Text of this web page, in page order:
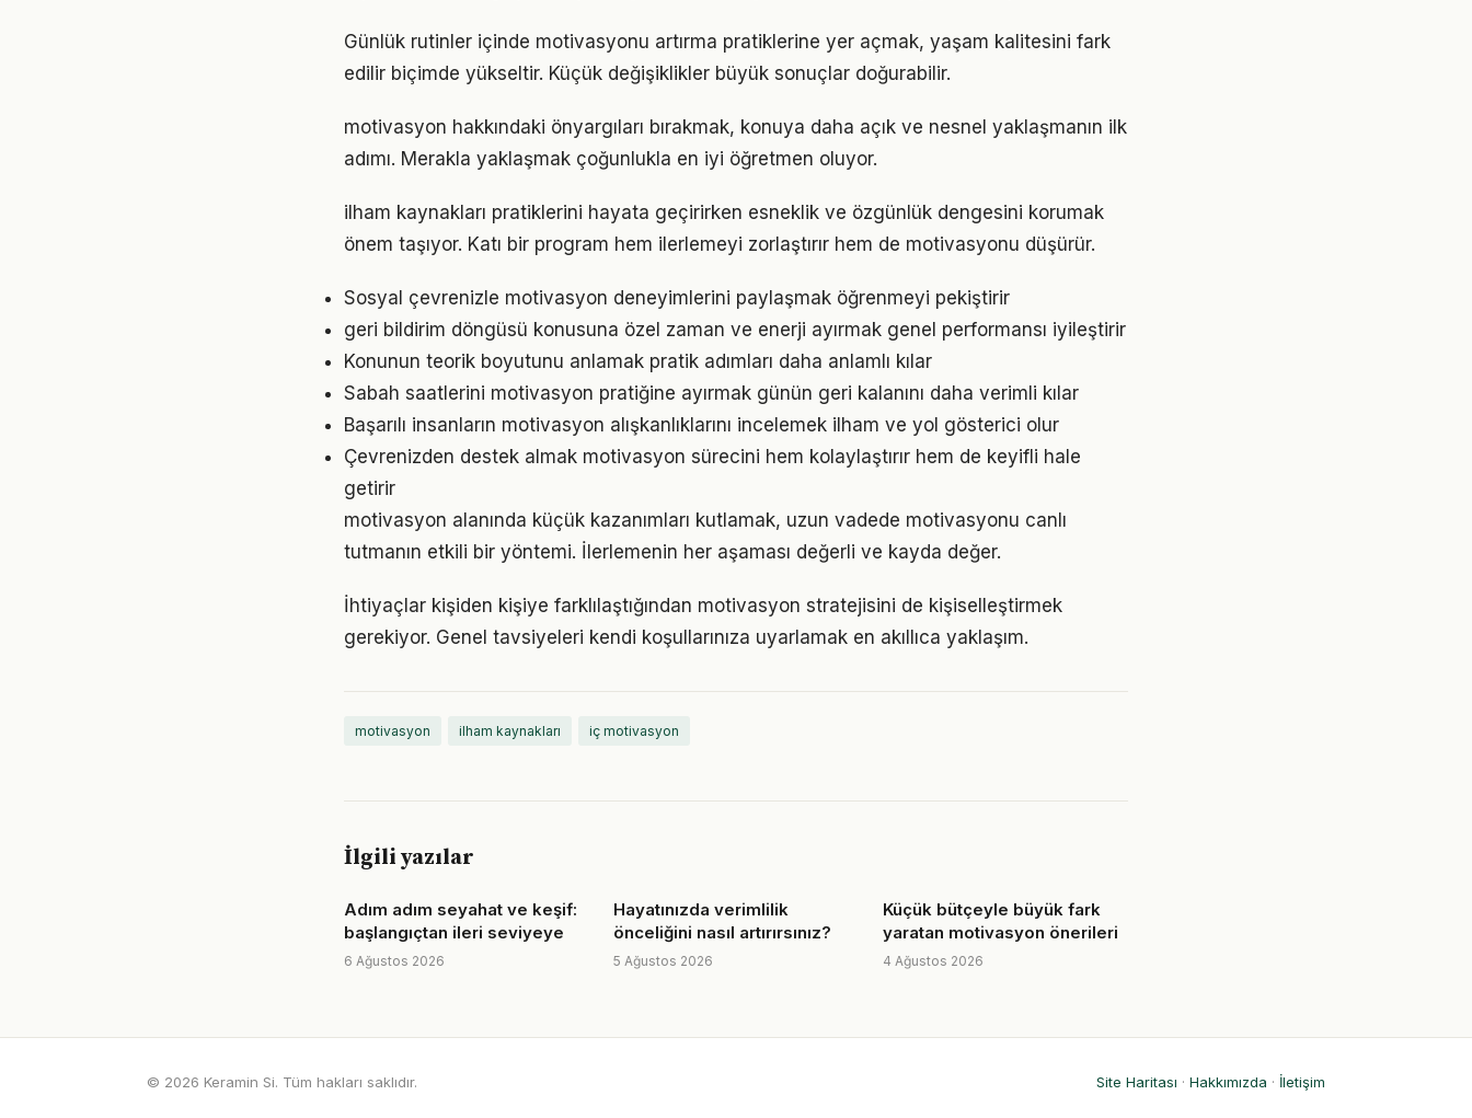
Günlük rutinler içinde motivasyonu artırma pratiklerine yer açmak, yaşam kalitesini fark
edilir biçimde yükseltir. Küçük değişiklikler büyük sonuçlar doğurabilir.
motivasyon hakkındaki önyargıları bırakmak, konuya daha açık ve nesnel yaklaşmanın ilk
adımı. Merakla yaklaşmak çoğunlukla en iyi öğretmen oluyor.
ilham kaynakları pratiklerini hayata geçirirken esneklik ve özgünlük dengesini korumak
önem taşıyor. Katı bir program hem ilerlemeyi zorlaştırır hem de motivasyonu düşürür.
Sosyal çevrenizle motivasyon deneyimlerini paylaşmak öğrenmeyi pekiştirir
geri bildirim döngüsü konusuna özel zaman ve enerji ayırmak genel performansı iyileştirir
Konunun teorik boyutunu anlamak pratik adımları daha anlamlı kılar
Sabah saatlerini motivasyon pratiğine ayırmak günün geri kalanını daha verimli kılar
Başarılı insanların motivasyon alışkanlıklarını incelemek ilham ve yol gösterici olur
Çevrenizden destek almak motivasyon sürecini hem kolaylaştırır hem de keyifli hale
getirir
motivasyon alanında küçük kazanımları kutlamak, uzun vadede motivasyonu canlı
tutmanın etkili bir yöntemi. İlerlemenin her aşaması değerli ve kayda değer.
İhtiyaçlar kişiden kişiye farklılaştığından motivasyon stratejisini de kişiselleştirmek
gerekiyor. Genel tavsiyeleri kendi koşullarınıza uyarlamak en akıllıca yaklaşım.
motivasyon ilham kaynakları iç motivasyon
İlgili yazılar
Adım adım seyahat ve keşif:
başlangıçtan ileri seviyeye
6 Ağustos 2026
Hayatınızda verimlilik
önceliğini nasıl artırırsınız?
5 Ağustos 2026
Küçük bütçeyle büyük fark
yaratan motivasyon önerileri
4 Ağustos 2026
© 2026 Keramin Si. Tüm hakları saklıdır. Site Haritası · Hakkımızda · İletişim